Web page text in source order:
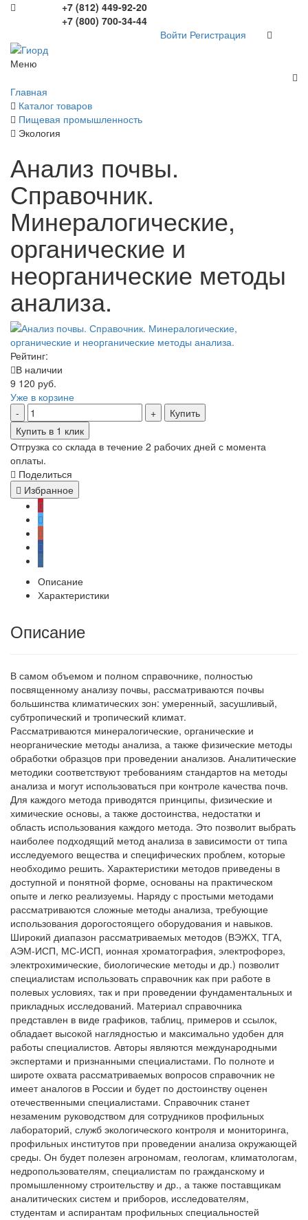
+7 (812) 449-92-20
+7 (800) 700-34-44
Войти Регистрация
Меню
Главная
Каталог товаров
Пищевая промышленность
Экология
Анализ почвы.
Справочник.
Минералогические,
органические и
неорганические методы
анализа.
Рейтинг:
В наличии
9 120 руб.
Уже в корзине
Купить
Купить в 1 клик
Отгрузка со склада в течение 2 рабочих дней с момента
оплаты.
Поделиться
Избранное
Описание
Характеристики
Описание
В самом объемом и полном справочнике, полностью
посвященному анализу почвы, рассматриваются почвы
большинства климатических зон: умеренный, засушливый,
субтропический и тропический климат.
Рассматриваются минералогические, органические и
неорганические методы анализа, а также физические методы
обработки образцов при проведении анализов. Аналитические
методики соответствуют требованиям стандартов на методы
анализа и могут использоваться при контроле качества почв.
Для каждого метода приводятся принципы, физические и
химические основы, а также достоинства, недостатки и
область использования каждого метода. Это позволит выбрать
наиболее подходящий метод анализа в зависимости от типа
исследуемого вещества и специфических проблем, которые
необходимо решить. Характеристики методов приведены в
доступной и понятной форме, основаны на практическом
опыте и легко реализуемы. Наряду с простыми методами
рассматриваются сложные методы анализа, требующие
использования дорогостоящего оборудования и навыков.
Широкий диапазон рассматриваемых методов (ВЭЖХ, ТГА,
АЭМ-ИСП, МС-ИСП, ионная хроматография, электрофорез,
электрохимические, биологические методы и др.) позволит
специалистам использовать справочник как при работе в
полевых условиях, так и при проведении фундаментальных и
прикладных исследований. Материал справочника
представлен в виде графиков, таблиц, примеров и ссылок,
обладает высокой наглядностью и максимально удобен для
работы специалистов. Авторы являются международными
экспертами и признанными специалистами. По полноте и
широте охвата рассматриваемых вопросов справочник не
имеет аналогов в России и будет по достоинству оценен
отечественными специалистами. Справочник станет
незаменим руководством для сотрудников профильных
лабораторий, служб экологического контроля и мониторинга,
профильных институтов при проведении анализа окружающей
среды. Он будет полезен агрономам, геологам, климатологам,
недропользователям, специалистам по гражданскому и
промышленному строительству и др., а также поставщикам
аналитических систем и приборов, исследователям,
студентам и аспирантам профильных специальностей